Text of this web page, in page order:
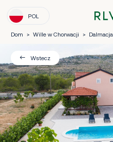
POL
Dom > Wille w Chorwacji > Dalmacja
Wstecz